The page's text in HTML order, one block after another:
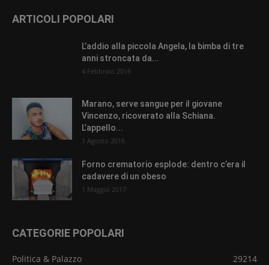
ARTICOLI POPOLARI
L’addio alla piccola Angela, la bimba di tre
anni stroncata da...
4 Febbraio 2016
Marano, serve sangue per il giovane
Vincenzo, ricoverato alla Schiana.
L’appello...
1 Agosto 2016
Forno crematorio esplode: dentro c’era il
cadavere di un obeso
1 Maggio 2017
CATEGORIE POPOLARI
Politica & Palazzo
29214